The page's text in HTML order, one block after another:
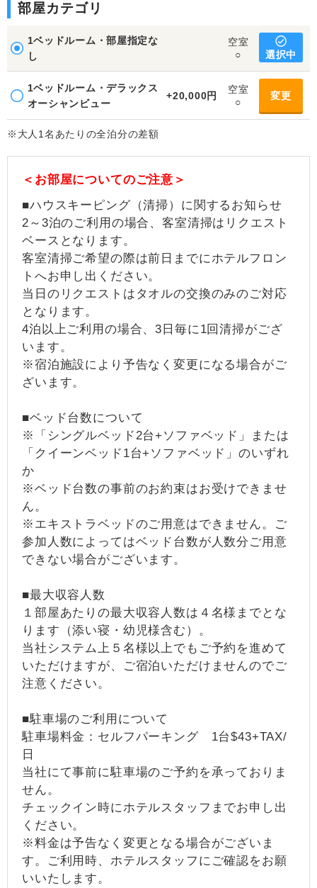
部屋カテゴリ
1ベッドルーム・部屋指定な
し
空室
○
選択中
1ベッドルーム・デラックス
オーシャンビュー
+20,000円
空室
○
変更
※大人1名あたりの全泊分の差額
＜お部屋についてのご注意＞
■ハウスキーピング（清掃）に関するお知らせ
2～3泊のご利用の場合、客室清掃はリクエスト
ベースとなります。
客室清掃ご希望の際は前日までにホテルフロン
トへお申し出ください。
当日のリクエストはタオルの交換のみのご対応
となります。
4泊以上ご利用の場合、3日毎に1回清掃がござ
います。
※宿泊施設により予告なく変更になる場合がご
ざいます。
■ベッド台数について
※「シングルベッド2台+ソファベッド」または
「クイーンベッド1台+ソファベッド」のいずれ
か
※ベッド台数の事前のお約束はお受けできませ
ん。
※エキストラベッドのご用意はできません。ご
参加人数によってはベッド台数が人数分ご用意
できない場合がございます。
■最大収容人数
１部屋あたりの最大収容人数は４名様までとな
ります（添い寝・幼児様含む）。
当社システム上５名様以上でもご予約を進めて
いただけますが、ご宿泊いただけませんのでご
注意ください。
■駐車場のご利用について
駐車場料金：セルフパーキング 1台$43+TAX/
日
当社にて事前に駐車場のご予約を承っておりま
せん。
チェックイン時にホテルスタッフまでお申し出
ください。
※料金は予告なく変更となる場合がございま
す。ご利用時、ホテルスタッフにご確認をお願
いいたします。